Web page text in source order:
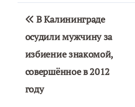
Навигация
по
записям
В Калининграде
осудили мужчину за
избиение знакомой,
совершённое в 2012
году